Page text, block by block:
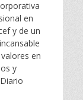
en
y de un
en
y